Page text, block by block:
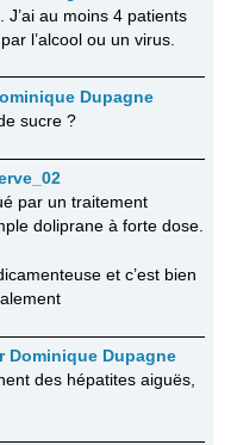
au moins 4 patients
l’alcool ou un virus.
Dupagne
sucre ?
par un traitement
doliprane à forte dose.
et c’est bien
Dominique Dupagne
des hépatites aiguës,